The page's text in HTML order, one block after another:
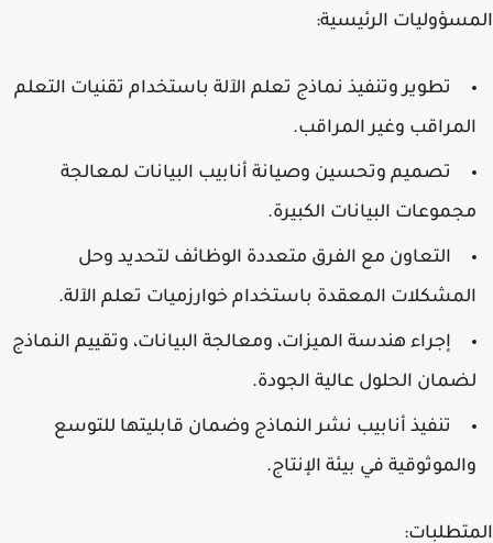
المسؤوليات الرئيسية:
تطوير وتنفيذ نماذج تعلم الآلة باستخدام تقنيات التعلم
المراقب وغير المراقب.
تصميم وتحسين وصيانة أنابيب البيانات لمعالجة
مجموعات البيانات الكبيرة.
التعاون مع الفرق متعددة الوظائف لتحديد وحل
المشكلات المعقدة باستخدام خوارزميات تعلم الآلة.
إجراء هندسة الميزات، ومعالجة البيانات، وتقييم النماذج
لضمان الحلول عالية الجودة.
تنفيذ أنابيب نشر النماذج وضمان قابليتها للتوسع
والموثوقية في بيئة الإنتاج.
المتطلبات: